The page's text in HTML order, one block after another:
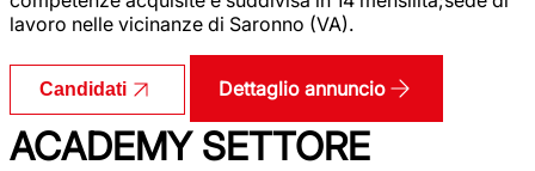
lavoro nelle vicinanze di Saronno (VA).
Candidati Dettaglio annuncio
ACADEMY SETTORE